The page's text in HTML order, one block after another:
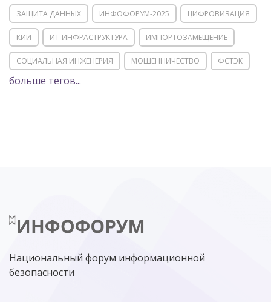
ЗАЩИТА ДАННЫХ ИНФОФОРУМ-2025 ЦИФРОВИЗАЦИЯ
КИИ ИТ-ИНФРАСТРУКТУРА ИМПОРТОЗАМЕЩЕНИЕ
СОЦИАЛЬНАЯ ИНЖЕНЕРИЯ МОШЕННИЧЕСТВО ФСТЭК
POSITIVE TECHNOLOGIES
МИНЦИФРЫ РОССИИ NGFW
больше тегов...
Национальный форум информационной
безопасности